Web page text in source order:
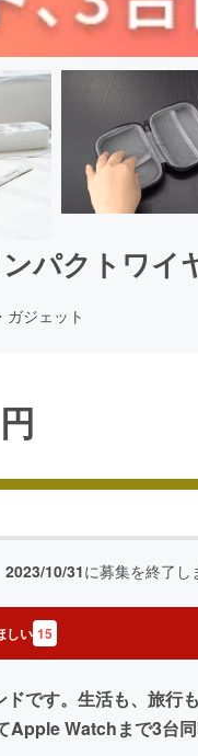
パクトワイ
ガジェット
円
2023/10/31に募集を終了し
しい 15
です。生活も、旅行
Watchまで3台同